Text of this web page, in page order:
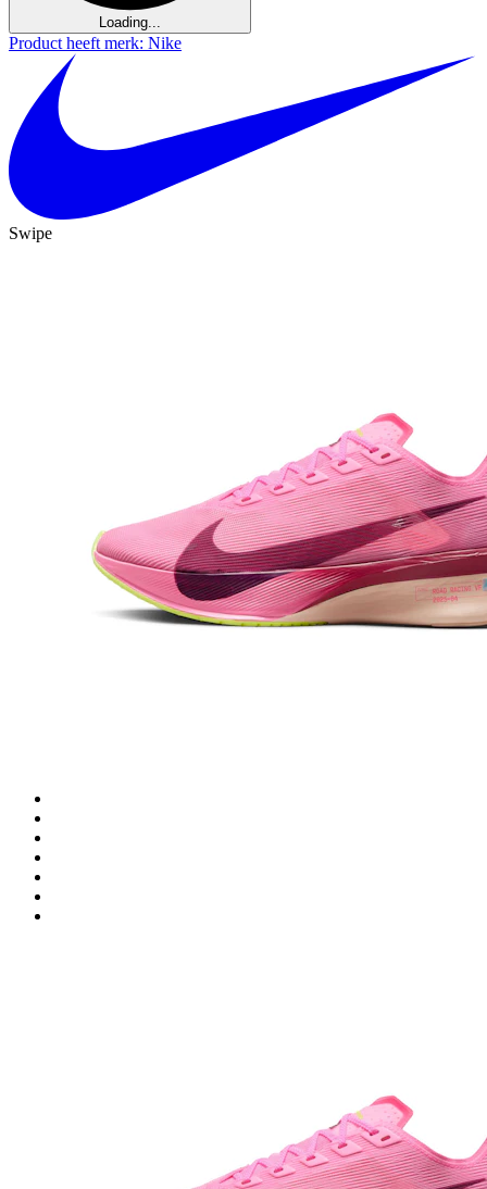
Loading...
Product heeft merk: Nike
Swipe